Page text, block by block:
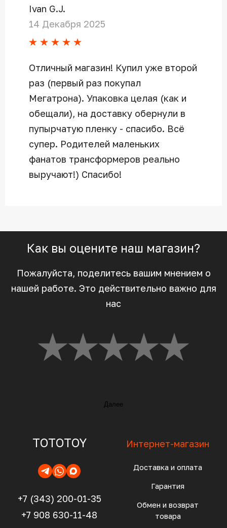
Ivan G.J.
14 Декабря 2025
Отличный магазин! Купил уже второй
раз (первый раз покупал
Мегатрона). Упаковка целая (как и
обещали), на доставку обернули в
пупырчатую пленку - спасибо. Всё
супер. Родителей маленьких
фанатов трансформеров реально
выручают!) Спасибо!
Как вы оцените наш магазин?
Пожалуйста, поделитесь вашим мнением о
нашей работе. Это действительно важно для
нас
Далее
TOTOTOY
+7 (343) 200-01-35
+7 908 630-11-48
Интернет-магазин
Доставка и оплата
Гарантия
Обмен и возврат
товара